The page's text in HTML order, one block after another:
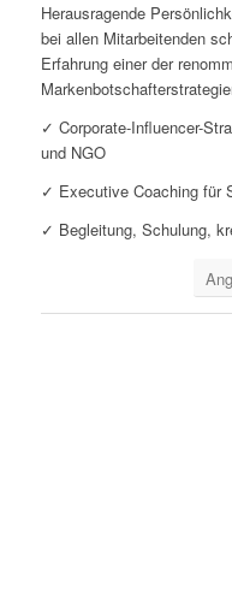
Herausragende
bei allen Mitarbeitenden
Erfahrung einer der
✓ Corporate-Influencer-
und NGO
✓ Executive Coaching für
✓ Begleitung, Schulung,